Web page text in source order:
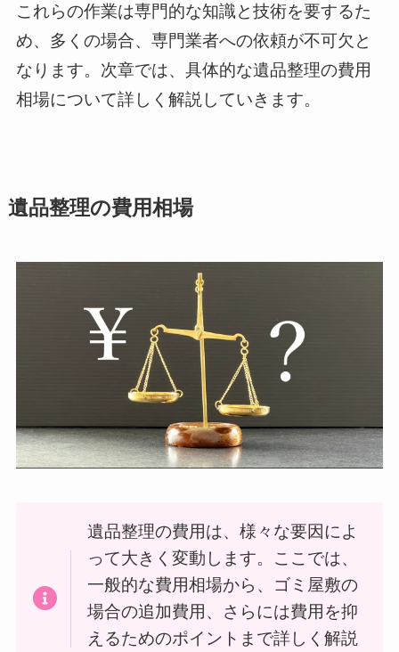
これらの作業は専門的な知識と技術を要するた
め、多くの場合、専門業者への依頼が不可欠と
なります。次章では、具体的な遺品整理の費用
相場について詳しく解説していきます。
遺品整理の費用相場
遺品整理の費用は、様々な要因によ
って大きく変動します。ここでは、
一般的な費用相場から、ゴミ屋敷の
場合の追加費用、さらには費用を抑
えるためのポイントまで詳しく解説